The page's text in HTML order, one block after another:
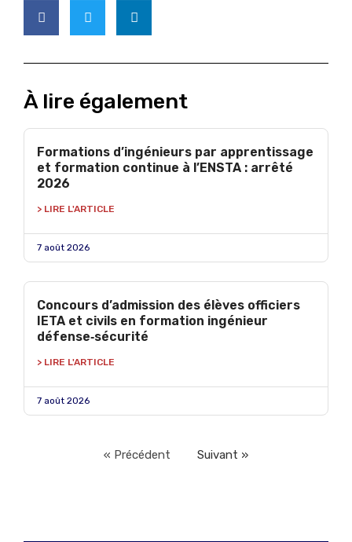
À lire également
Formations d’ingénieurs par apprentissage
et formation continue à l’ENSTA : arrêté
2026
> LIRE L'ARTICLE
7 août 2026
Concours d’admission des élèves officiers
IETA et civils en formation ingénieur
défense‑sécurité
> LIRE L'ARTICLE
7 août 2026
« Précédent Suivant »